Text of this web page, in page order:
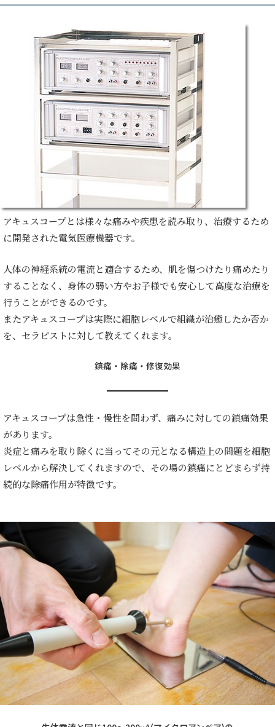
アキュスコープとは様々な痛みや疾患を読み取り、治療するため
に開発された電気医療機器です。
人体の神経系統の電流と適合するため、肌を傷つけたり痛めたり
することなく、身体の弱い方やお子様でも安心して高度な治療を
行うことができるのです。
またアキュスコープは実際に細胞レベルで組織が治癒したか否か
を、セラピストに対して教えてくれます。
鎮痛・除痛・修復効果
アキュスコープは急性・慢性を問わず、痛みに対しての鎮痛効果
があります。
炎症と痛みを取り除くに当ってその元となる構造上の問題を細胞
レベルから解決してくれますので、その場の鎮痛にとどまらず持
続的な除痛作用が特徴です。